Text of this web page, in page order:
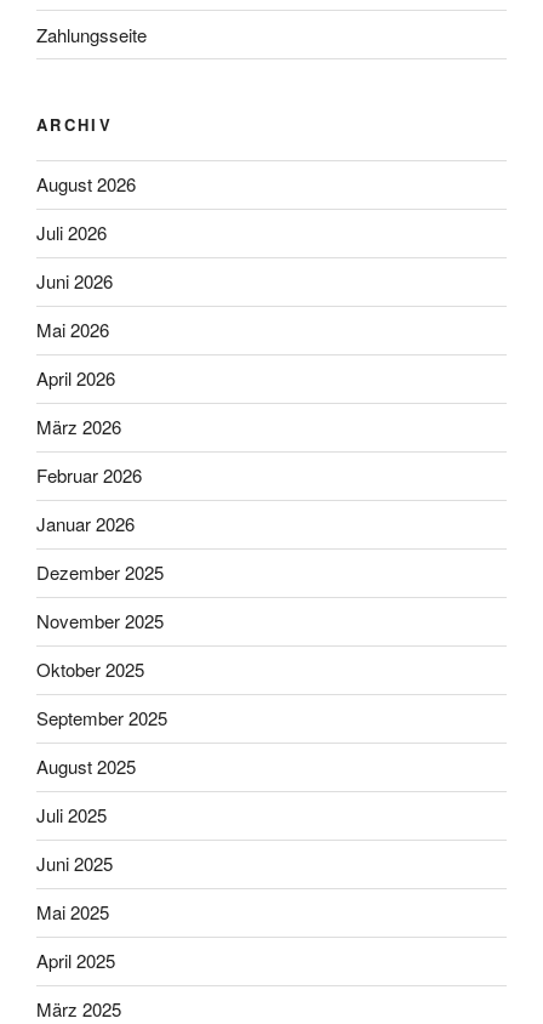
Zahlungsseite
ARCHIV
August 2026
Juli 2026
Juni 2026
Mai 2026
April 2026
März 2026
Februar 2026
Januar 2026
Dezember 2025
November 2025
Oktober 2025
September 2025
August 2025
Juli 2025
Juni 2025
Mai 2025
April 2025
März 2025